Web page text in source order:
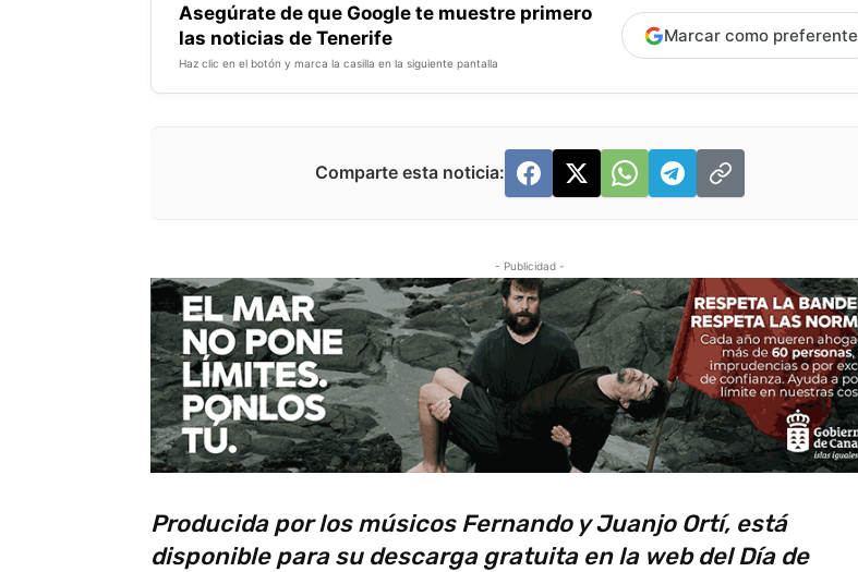
Asegúrate de que Google te muestre primero
las noticias de Tenerife
Haz clic en el botón y marca la casilla en la siguiente pantalla
Marcar como preferente
Comparte esta noticia:
- Publicidad -
Producida por los músicos Fernando y Juanjo Ortí, está
disponible para su descarga gratuita en la web del Día de